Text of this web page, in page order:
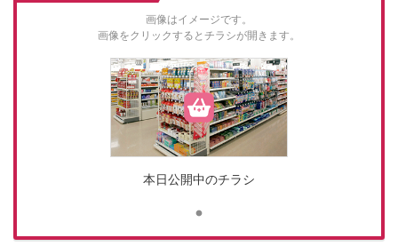
画像はイメージです。
画像をクリックするとチラシが開きます。
本日公開中のチラシ